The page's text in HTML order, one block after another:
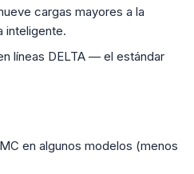
cargas mayores a la
inteligente.
líneas DELTA — el estándar
en algunos modelos (menos